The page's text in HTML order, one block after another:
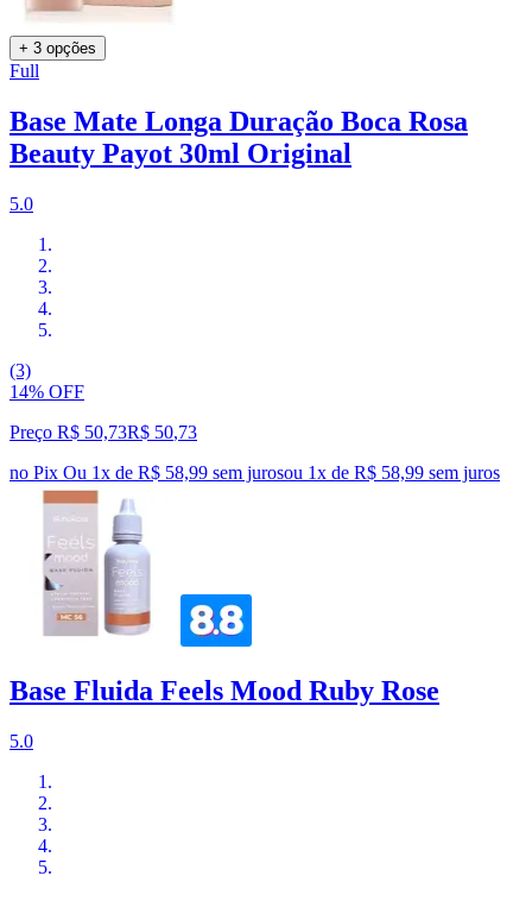
+ 3 opções
Full
Base Mate Longa Duração Boca Rosa
Beauty Payot 30ml Original
5.0
(3)
14% OFF
Preço R$ 50,73R$ 50,73
no Pix Ou 1x de R$ 58,99 sem jurosou 1x de R$ 58,99 sem juros
Base Fluida Feels Mood Ruby Rose
5.0